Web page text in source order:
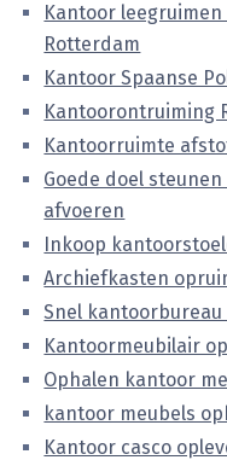
Kantoor
Rotterdam
Kantoor Spaanse
Kantoorontruiming
Kantoorruimte
Goede doel
afvoeren
Inkoop
Archiefkasten
Snel
Kantoormeubilair
Ophalen kantoor
kantoor meubels
Kantoor casco